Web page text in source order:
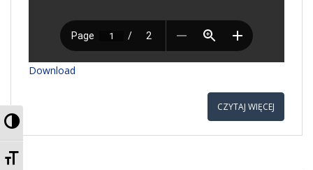
PRZEŁĄCZ WYSOKI KONTRAST
ZMIEŃ ROZMIAR CZCIONEK
Download
CZYTAJ WIĘCEJ